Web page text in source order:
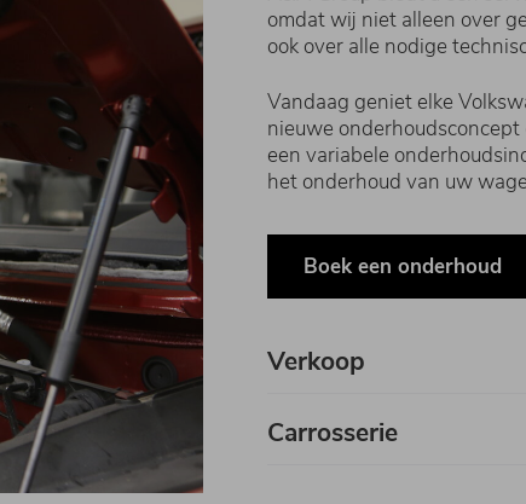
omdat wij niet alleen over
ook over alle nodige
Vandaag geniet elke
nieuwe
een variabele
het onderhoud van uw
Boek een onderhoud
Verkoop
Carrosserie